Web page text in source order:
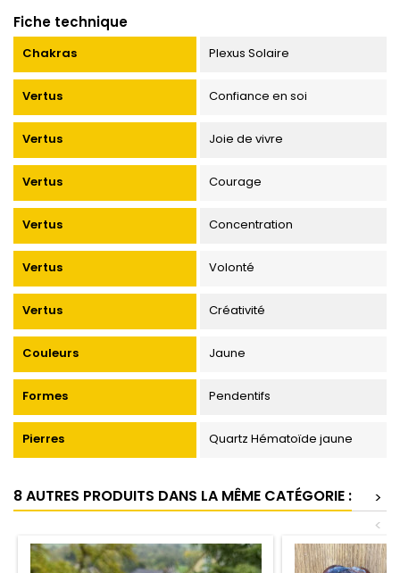
Fiche technique
Chakras Plexus Solaire
Vertus Confiance en soi
Vertus Joie de vivre
Vertus Courage
Vertus Concentration
Vertus Volonté
Vertus Créativité
Couleurs Jaune
Formes Pendentifs
Pierres Quartz Hématoïde jaune
8 AUTRES PRODUITS DANS LA MÊME CATÉGORIE :
>
<